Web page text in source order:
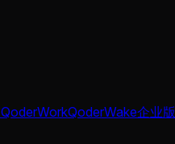
QoderWorkQoderWake企业版